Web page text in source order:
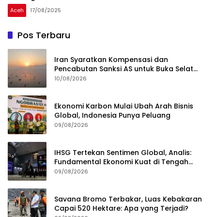
Aceh 17/08/2025
Pos Terbaru
Iran Syaratkan Kompensasi dan
Pencabutan Sanksi AS untuk Buka Selat
Hormuz
10/08/2026
Ekonomi Karbon Mulai Ubah Arah Bisnis
Global, Indonesia Punya Peluang
09/08/2026
IHSG Tertekan Sentimen Global, Analis:
Fundamental Ekonomi Kuat di Tengah
Volatilitas
09/08/2026
Savana Bromo Terbakar, Luas Kebakaran
Capai 520 Hektare: Apa yang Terjadi?